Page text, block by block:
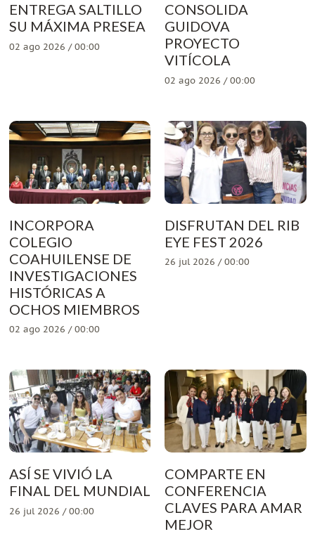
ENTREGA SALTILLO
SU MÁXIMA PRESEA
02 ago 2026 / 00:00
CONSOLIDA
GUIDOVA
PROYECTO
VITÍCOLA
02 ago 2026 / 00:00
INCORPORA
COLEGIO
COAHUILENSE DE
INVESTIGACIONES
HISTÓRICAS A
OCHOS MIEMBROS
02 ago 2026 / 00:00
DISFRUTAN DEL RIB
EYE FEST 2026
26 jul 2026 / 00:00
ASÍ SE VIVIÓ LA
FINAL DEL MUNDIAL
26 jul 2026 / 00:00
COMPARTE EN
CONFERENCIA
CLAVES PARA AMAR
MEJOR